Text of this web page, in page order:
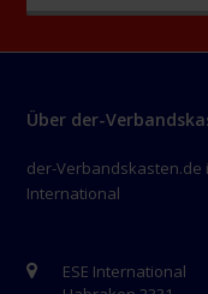
Über der-
der-Verbandskasten.de
International
ESE International